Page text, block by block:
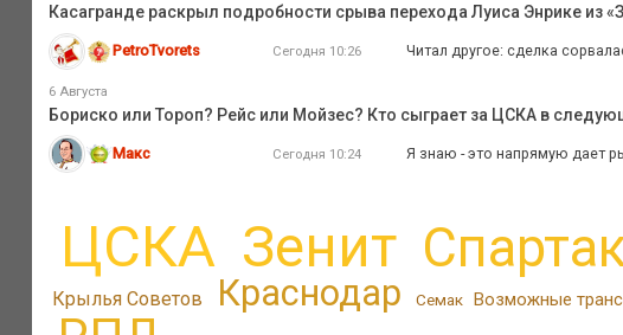
Касагранде раскрыл подробности срыва перехода Луиса Энрике из
PetroTvorets Сегодня 10:26 Читал другое: сделка
6 Августа
Бориско или Тороп? Рейс или Мойзес? Кто сыграет за ЦСКА в
Макс Сегодня 10:24 Я знаю - это напрямую дает
ЦСКА Зенит
Крылья Советов Краснодар Семак Возможные